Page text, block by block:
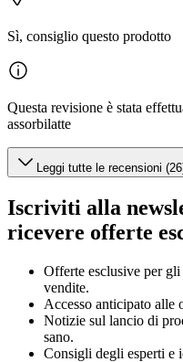
Sì, consiglio questo prodotto
Questa revisione è stata
assorbilatte
Leggi tutte le recensioni
Iscriviti alla
ricevere offerte
Offerte esclusive per
vendite.
Accesso anticipato alle
Notizie sul lancio di
sano.
Consigli degli esperti e